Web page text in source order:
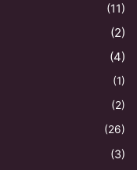
(11)
(2)
(4)
(1)
(2)
(26)
(3)